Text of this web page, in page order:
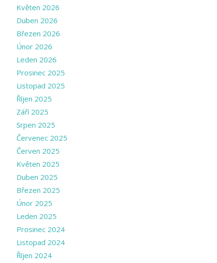
Květen 2026
Duben 2026
Březen 2026
Únor 2026
Leden 2026
Prosinec 2025
Listopad 2025
Říjen 2025
Září 2025
Srpen 2025
Červenec 2025
Červen 2025
Květen 2025
Duben 2025
Březen 2025
Únor 2025
Leden 2025
Prosinec 2024
Listopad 2024
Říjen 2024